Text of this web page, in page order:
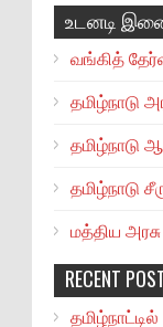
உடனடி
வங்கித்
தமிழ்நாடு
தமிழ்நாடு
தமிழ்நாடு
மத்திய
RECENT